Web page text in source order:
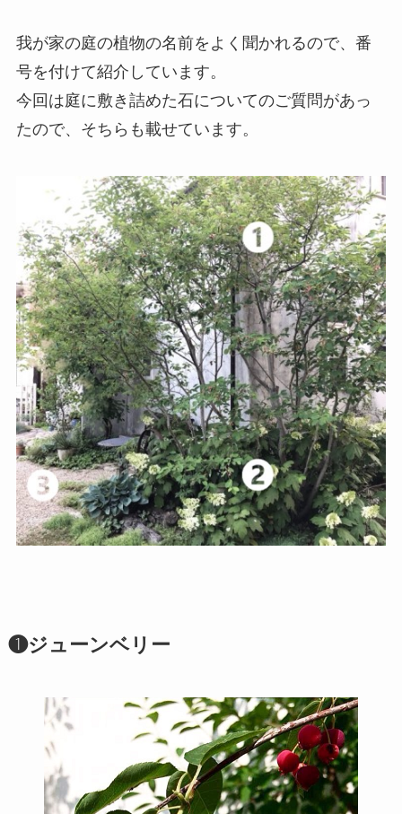
我が家の庭の植物の名前をよく聞かれるので、番
号を付けて紹介しています。
今回は庭に敷き詰めた石についてのご質問があっ
たので、そちらも載せています。
❶ジューンベリー